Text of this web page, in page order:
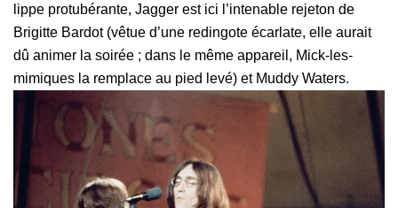
lippe protubérante, Jagger est ici l’intenable rejeton de
Brigitte Bardot (vêtue d’une redingote écarlate, elle aurait
dû animer la soirée ; dans le même appareil, Mick-les-
mimiques la remplace au pied levé) et Muddy Waters.